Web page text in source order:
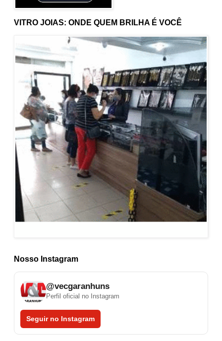
Nosso Instagram
@vecgaranhuns
Perfil oficial no Instagram
Seguir no Instagram
VITRO JOIAS: ONDE QUEM BRILHA É VOCÊ